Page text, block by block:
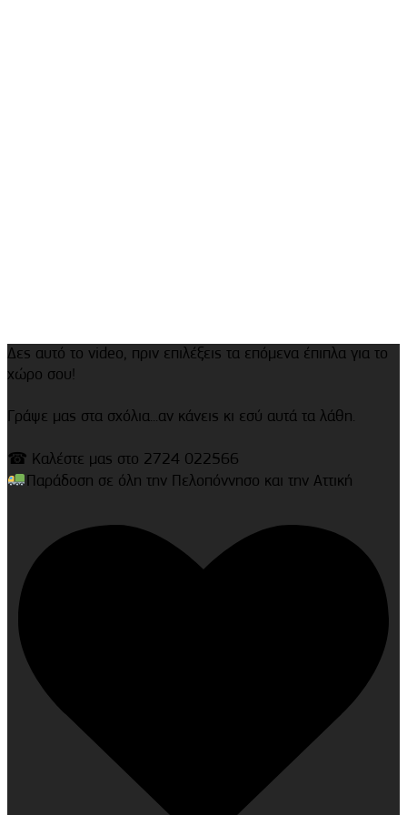
Δες αυτό το video, πριν επιλέξεις τα επόμενα έπιπλα για το
χώρο σου!
Γράψε μας στα σχόλια...αν κάνεις κι εσύ αυτά τα λάθη.
☎ Καλέστε μας στο 2724 022566
Παράδοση σε όλη την Πελοπόννησο και την Αττική